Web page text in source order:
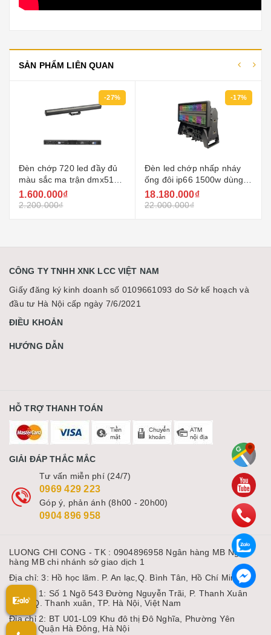
SẢN PHẨM LIÊN QUAN
-27%
Đèn chớp 720 led đầy đủ
màu sắc ma trận dmx512
lcc-t720c
1.600.000₫
2.200.000₫
-17%
Đèn led chớp nhấp nháy
ống đôi ip66 1500w dùng
chiếu sáng ngoài trời
18.180.000₫
22.000.000₫
CÔNG TY TNHH XNK LCC VIỆT NAM
Giấy đăng ký kinh doanh số 0109661093 do Sở kế hoạch và
đầu tư Hà Nội cấp ngày 7/6/2021
ĐIỀU KHOẢN
HƯỚNG DẪN
HỖ TRỢ THANH TOÁN
GIẢI ĐÁP THẮC MẮC
Tư vấn miễn phí (24/7)
0969 429 223
Góp ý, phản ánh (8h00 - 20h00)
0904 896 958
LUONG CHI CONG - TK : 0904896958 Ngân hàng MB Ngân
hàng MB chi nhánh sở giao dịch 1
Địa chỉ: 3: Hồ học lãm. P. An lạc,Q. Bình Tân, Hồ Chí Minh
Địa chỉ 1: Số 1 Ngõ 543 Đường Nguyễn Trãi, P. Thanh Xuân
Nam, Q. Thanh xuân, TP. Hà Nội, Việt Nam
Địa chỉ 2: BT U01-L09 Khu đô thị Đô Nghĩa, Phường Yên
Nghĩa, Quận Hà Đông, Hà Nội